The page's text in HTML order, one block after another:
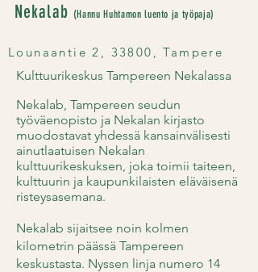
Nekalab (Hannu Huhtamon luento ja työpaja)
Lounaantie 2, 33800, Tampere
Kulttuurikeskus Tampereen Nekalassa
Nekalab, Tampereen seudun
työväenopisto ja Nekalan kirjasto
muodostavat yhdessä kansainvälisesti
ainutlaatuisen Nekalan
kulttuurikeskuksen, joka toimii taiteen,
kulttuurin ja kaupunkilaisten eläväisenä
risteysasemana.
Nekalab sijaitsee noin kolmen
kilometrin päässä Tampereen
keskustasta. Nyssen linja numero 14